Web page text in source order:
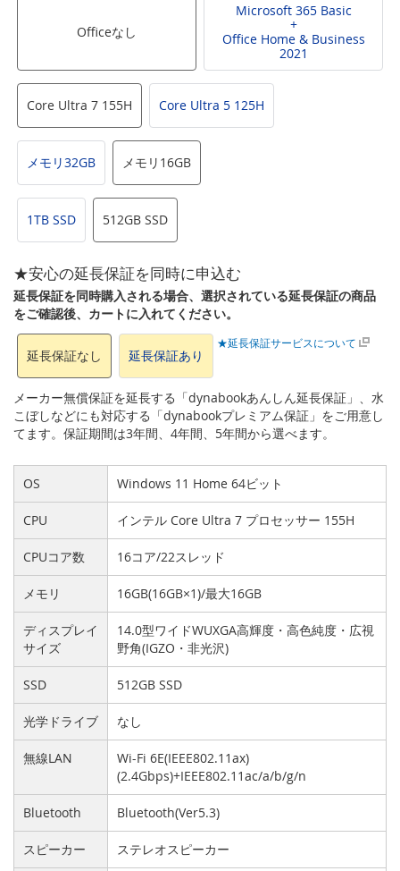
Officeなし
Microsoft 365 Basic
+
Office Home & Business
2021
Core Ultra 7 155H Core Ultra 5 125H
メモリ32GB メモリ16GB
1TB SSD 512GB SSD
★安心の延長保証を同時に申込む
延長保証を同時購入される場合、選択されている延長保証の商品
をご確認後、カートに入れてください。
延長保証なし 延長保証あり
★延長保証サービスについて
メーカー無償保証を延長する「dynabookあんしん延長保証」、水
こぼしなどにも対応する「dynabookプレミアム保証」をご用意し
てます。保証期間は3年間、4年間、5年間から選べます。
OS Windows 11 Home 64ビット
CPU インテル Core Ultra 7 プロセッサー 155H
CPUコア数 16コア/22スレッド
メモリ 16GB(16GB×1)/最大16GB
ディスプレイ
サイズ
14.0型ワイドWUXGA高輝度・高色純度・広視
野角(IGZO・非光沢)
SSD 512GB SSD
光学ドライブ なし
無線LAN
Wi-Fi 6E(IEEE802.11ax)
(2.4Gbps)+IEEE802.11ac/a/b/g/n
Bluetooth Bluetooth(Ver5.3)
スピーカー ステレオスピーカー